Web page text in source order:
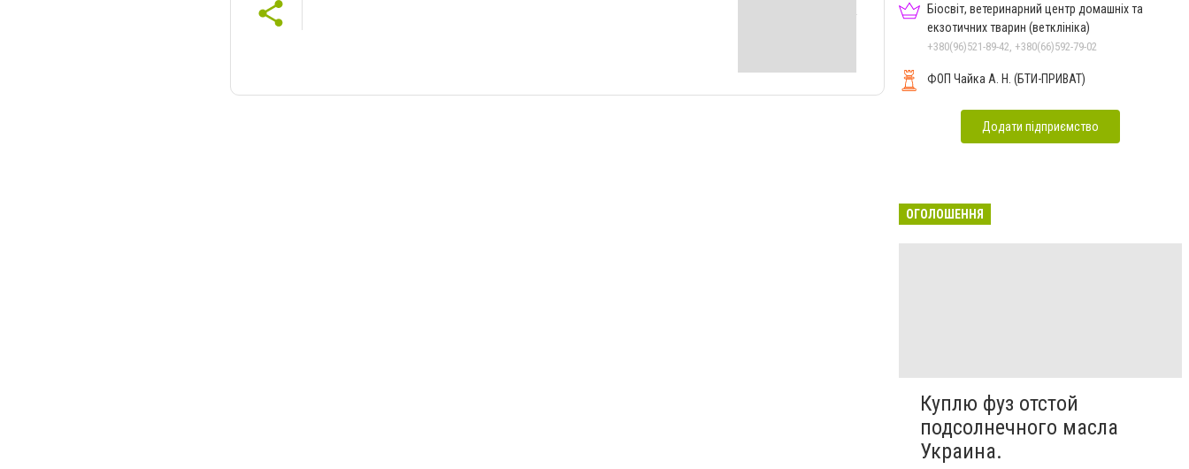
Біосвіт, ветеринарний центр домашніх та
екзотичних тварин (ветклініка)
+380(96)521-89-42, +380(66)592-79-02
ФОП Чайка А. Н. (БТИ-ПРИВАТ)
Додати підприємство
ОГОЛОШЕННЯ
Куплю фуз отстой
подсолнечного масла
Украина.